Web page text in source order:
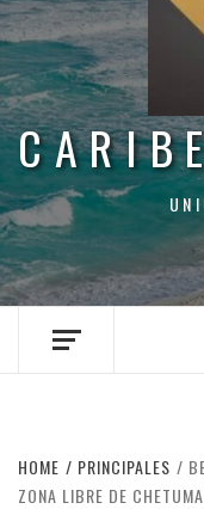
HOME PRINCIPALES
ZONA LIBRE DE